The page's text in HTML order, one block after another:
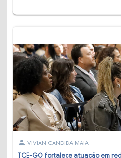
person VIVIAN CANDIDA MAIA
TCE-GO fortalece atuação em